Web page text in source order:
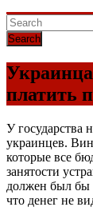
платить
У государства
украинцев.
которые все
занятости
должен был бы
что денег не